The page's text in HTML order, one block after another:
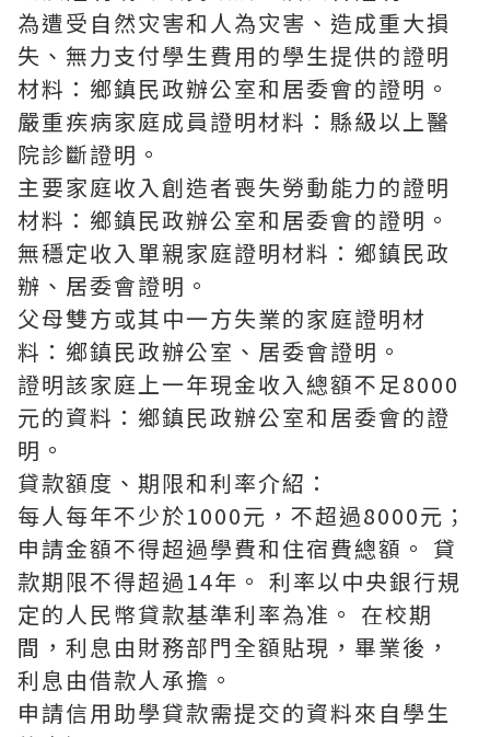
為遭受自然灾害和人為灾害、造成重大損
失、無力支付學生費用的學生提供的證明
材料：鄉鎮民政辦公室和居委會的證明。
嚴重疾病家庭成員證明材料：縣級以上醫
院診斷證明。
主要家庭收入創造者喪失勞動能力的證明
材料：鄉鎮民政辦公室和居委會的證明。
無穩定收入單親家庭證明材料：鄉鎮民政
辦、居委會證明。
父母雙方或其中一方失業的家庭證明材
料：鄉鎮民政辦公室、居委會證明。
證明該家庭上一年現金收入總額不足8000
元的資料：鄉鎮民政辦公室和居委會的證
明。
貸款額度、期限和利率介紹：
每人每年不少於1000元，不超過8000元；
申請金額不得超過學費和住宿費總額。 貸
款期限不得超過14年。 利率以中央銀行規
定的人民幣貸款基準利率為准。 在校期
間，利息由財務部門全額貼現，畢業後，
利息由借款人承擔。
申請信用助學貸款需提交的資料來自學生